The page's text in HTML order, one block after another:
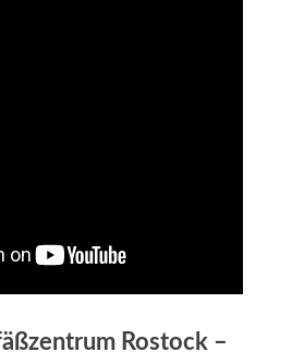
Rostock –